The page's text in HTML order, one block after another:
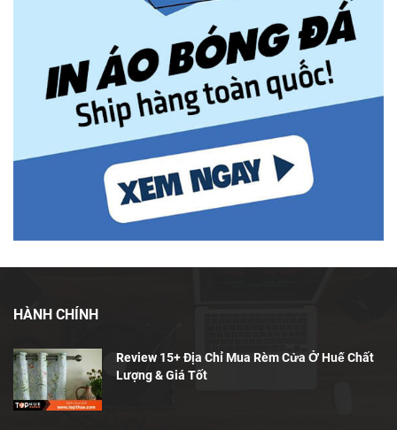
HÀNH CHÍNH
Review 15+ Địa Chỉ Mua Rèm Cửa Ở Huế Chất
Lượng & Giá Tốt